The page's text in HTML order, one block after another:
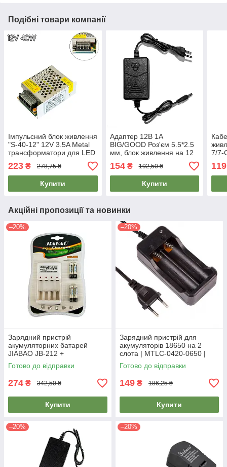
Подібні товари компанії
Імпульсний блок живлення
"S-40-12" 12V 3.5A Metal
трансформатори для LED
ламп, блок для
світлодіодної стрічки
223 ₴ 278,75 ₴
Купити
Адаптер 12В 1А
BIG/GOOD Роз'єм 5.5*2.5
мм, блок живлення на 12
вольт | 12 вольт блок
питания
154₴ 192,50 ₴
Купити
7/7-
119
Акційні пропозиції та новинки
–20%
Зарядний пристрій
акумуляторних батарей
JIABAO JB-212 +
акумулятори 4 шт. AAA
Готово до відправки
274 ₴ 342,50 ₴
Купити
–20%
Зарядний пристрій для
акумуляторів 18650 на 2
слота | MTLC-0420-0650 |
зарядка, зарядник
Готово до відправки
149 ₴ 186,25 ₴
Купити
–20% –20%